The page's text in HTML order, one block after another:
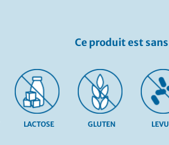
Ce produit est
LACTOSE GLUTEN